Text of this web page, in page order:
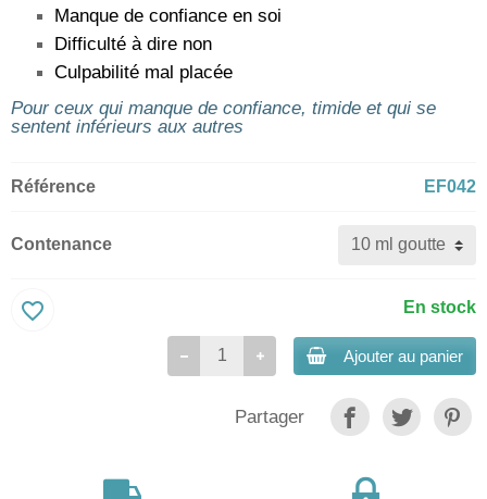
Manque de confiance en soi
Difficulté à dire non
Culpabilité mal placée
Pour ceux qui manque de confiance, timide et qui se
sentent inférieurs aux autres
Référence EF042
Contenance
En stock
Ajouter au panier
favorite_border
Partager